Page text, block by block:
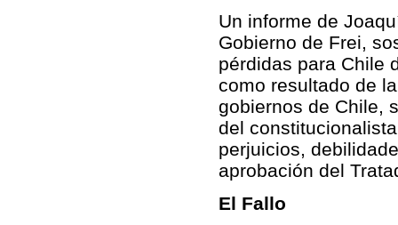
Un informe de
Gobierno de Frei,
pérdidas para Chile
como resultado de
gobiernos de Chile,
del
perjuicios,
aprobación del
El Fallo